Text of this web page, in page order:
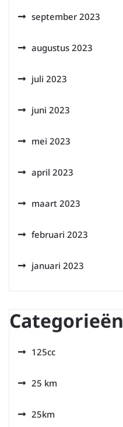
september 2023
augustus 2023
juli 2023
juni 2023
mei 2023
april 2023
maart 2023
februari 2023
januari 2023
Categorieën
125cc
25 km
25km